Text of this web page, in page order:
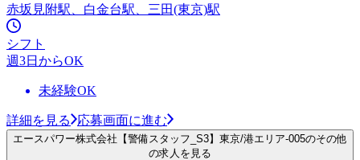
赤坂見附駅、白金台駅、三田(東京)駅
シフト
週3日からOK
未経験OK
詳細を見る 応募画面に進む
エースパワー株式会社【警備スタッフ_S3】東京/港エリア-005のその他
の求人を見る